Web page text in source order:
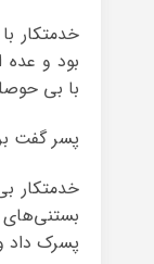
خدمتکار
بود و عده
با بی
پسر گفت
خدمتکار
پسرک داد